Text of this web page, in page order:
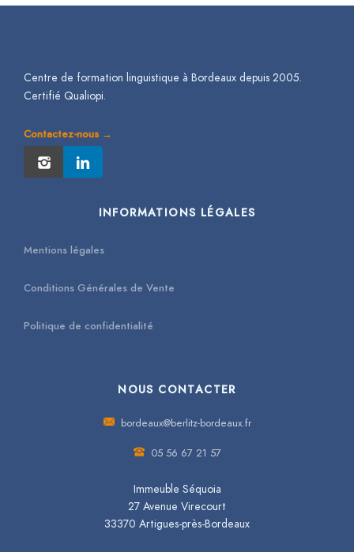
Centre de formation linguistique à Bordeaux depuis 2005.
Certifié Qualiopi.
Contactez-nous →
INFORMATIONS LÉGALES
Mentions légales
Conditions Générales de Vente
Politique de confidentialité
NOUS CONTACTER
bordeaux@berlitz-bordeaux.fr
05 56 67 21 57
Immeuble Séquoia
27 Avenue Virecourt
33370 Artigues-près-Bordeaux